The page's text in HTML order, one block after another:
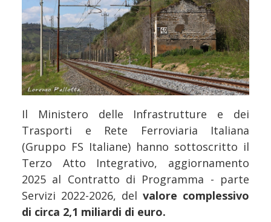
Il Ministero delle Infrastrutture e dei
Trasporti e Rete Ferroviaria Italiana
(Gruppo FS Italiane) hanno sottoscritto il
Terzo Atto Integrativo, aggiornamento
2025 al Contratto di Programma - parte
Servizi 2022-2026, del valore complessivo
di circa 2,1 miliardi di euro.